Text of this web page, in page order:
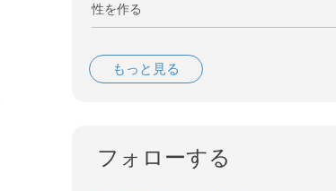
性を作る
もっと見る
フォローする